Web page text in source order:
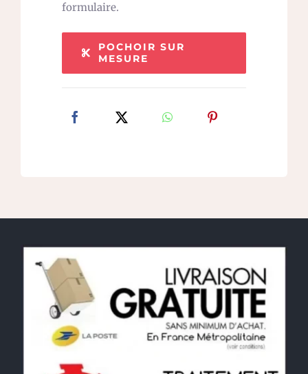
formulaire.
POCHOIR SUR
MESURE